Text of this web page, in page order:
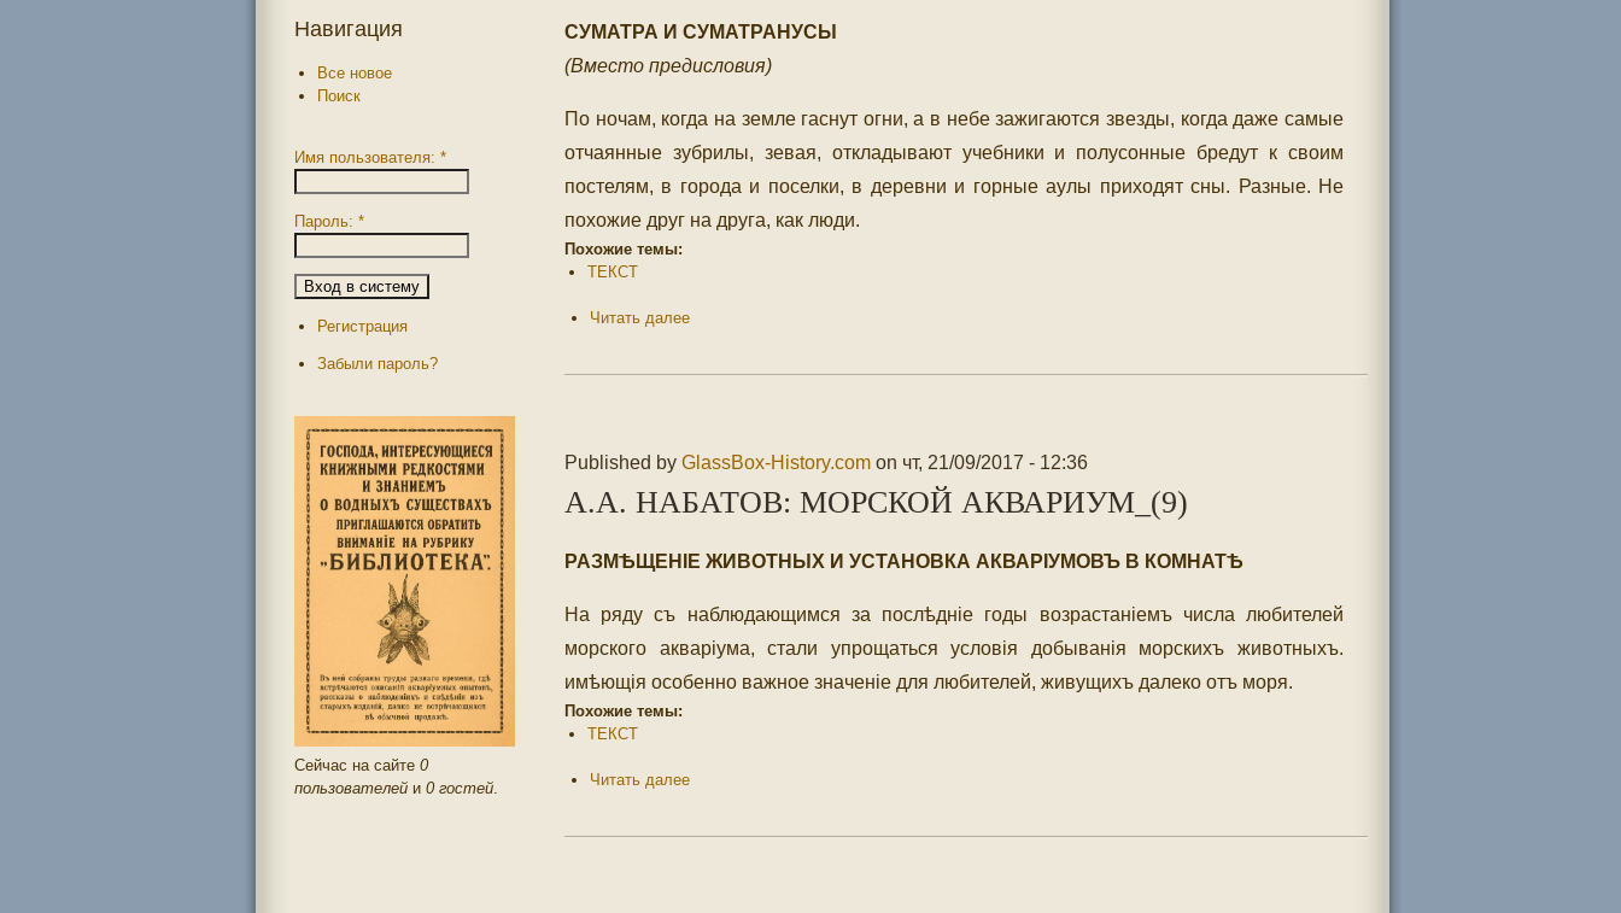
СУМАТРА И СУМАТРАНУСЫ
(Вместо предисловия)
По ночам, когда на земле гаснут огни, а в небе зажигаются звезды, когда даже самые
отчаянные зубрилы, зевая, откладывают учебники и полусонные бредут к своим
постелям, в города и поселки, в деревни и горные аулы приходят сны. Разные. Не
похожие друг на друга, как люди.
Похожие темы:
ТЕКСТ
Читать далее
Published by GlassBox-History.com on чт, 21/09/2017 - 12:36
А.А. НАБАТОВ: МОРСКОЙ АКВАРИУМ_(9)
РАЗМѢЩЕНIЕ ЖИВОТНЫХ И УСТАНОВКА АКВАРIУМОВЪ В КОМНАТѢ
На ряду съ наблюдающимся за послѣдніе годы возрастаніемъ числа любителей
морского акваріума, стали упрощаться условія добыванія морскихъ животныхъ.
имѣющія особенно важное значеніе для любителей, живущихъ далеко отъ моря.
Похожие темы:
ТЕКСТ
Читать далее
Навигация
Все новое
Поиск
Имя пользователя: *
Пароль: *
Регистрация
Забыли пароль?
Сейчас на сайте 0
пользователей и 0 гостей.